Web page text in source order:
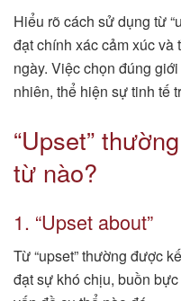
Hiểu rõ cách sử dụng từ
đạt chính xác cảm xúc
ngày. Việc chọn đúng
nhiên, thể hiện sự tinh tế
“Upset”
từ nào?
1. “Upset about”
Từ “upset” thường được
đạt sự khó chịu, buồn